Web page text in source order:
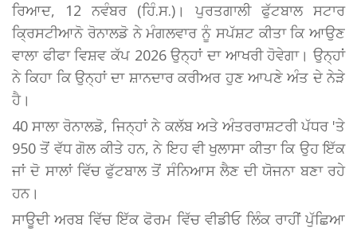
ਰਿਆਦ, 12 ਨਵੰਬਰ (ਹਿੰ.ਸ.)। ਪੁਰਤਗਾਲੀ ਫੁੱਟਬਾਲ ਸਟਾਰ
ਕ੍ਰਿਸਟੀਆਨੋ ਰੋਨਾਲਡੋ ਨੇ ਮੰਗਲਵਾਰ ਨੂੰ ਸਪੱਸ਼ਟ ਕੀਤਾ ਕਿ ਆਉਣ
ਵਾਲਾ ਫੀਫਾ ਵਿਸ਼ਵ ਕੱਪ 2026 ਉਨ੍ਹਾਂ ਦਾ ਆਖਰੀ ਹੋਵੇਗਾ। ਉਨ੍ਹਾਂ
ਨੇ ਕਿਹਾ ਕਿ ਉਨ੍ਹਾਂ ਦਾ ਸ਼ਾਨਦਾਰ ਕਰੀਅਰ ਹੁਣ ਆਪਣੇ ਅੰਤ ਦੇ ਨੇੜੇ
ਹੈ।
40 ਸਾਲਾ ਰੋਨਾਲਡੋ, ਜਿਨ੍ਹਾਂ ਨੇ ਕਲੱਬ ਅਤੇ ਅੰਤਰਰਾਸ਼ਟਰੀ ਪੱਧਰ 'ਤੇ
950 ਤੋਂ ਵੱਧ ਗੋਲ ਕੀਤੇ ਹਨ, ਨੇ ਇਹ ਵੀ ਖੁਲਾਸਾ ਕੀਤਾ ਕਿ ਉਹ ਇੱਕ
ਜਾਂ ਦੋ ਸਾਲਾਂ ਵਿੱਚ ਫੁੱਟਬਾਲ ਤੋਂ ਸੰਨਿਆਸ ਲੈਣ ਦੀ ਯੋਜਨਾ ਬਣਾ ਰਹੇ
ਹਨ।
ਸਾਊਦੀ ਅਰਬ ਵਿੱਚ ਇੱਕ ਫੋਰਮ ਵਿੱਚ ਵੀਡੀਓ ਲਿੰਕ ਰਾਹੀਂ ਪੁੱਛਿਆ